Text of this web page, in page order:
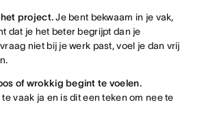
project.Je bent bekwaam in je vak,
dat je het beter begrijpt dan je
niet bij je werk past, voel je dan vrij
of wrokkig begint te voelen.
vaak ja en is dit een teken om nee te